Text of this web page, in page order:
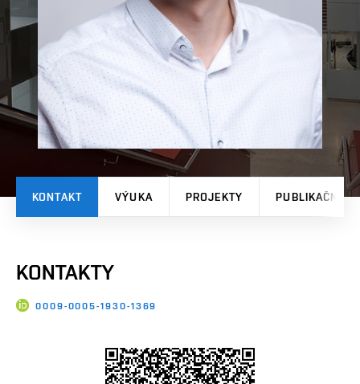
KONTAKT VÝUKA PROJEKTY PUBLIKAČNÍ
KONTAKTY
0009-0005-1930-1369